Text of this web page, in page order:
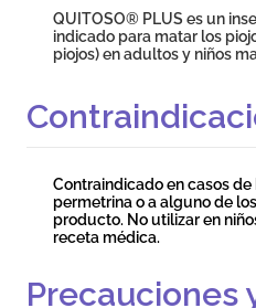
QUITOSO® PLUS es un
indicado para matar los
piojos) en adultos y niños
Contraindicado en casos
permetrina o a alguno de
producto. No utilizar en
receta médica.
Precauciones